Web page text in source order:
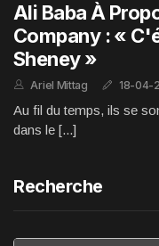
Ali Baba À
Company : «
Sheney »
Ariel Mittag 18-04-
Au fil du temps, ils se
dans le [...]
Recherche